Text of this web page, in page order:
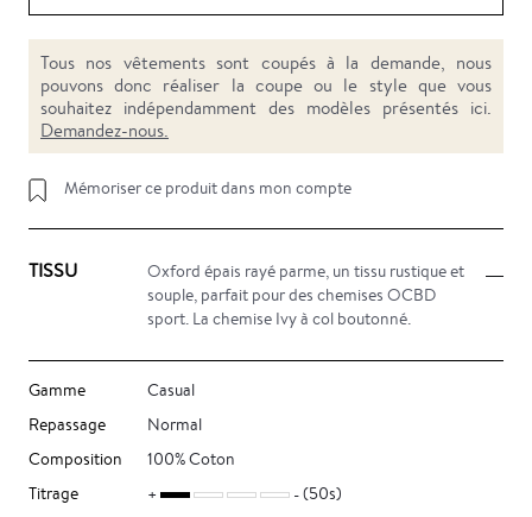
Tous nos vêtements sont coupés à la demande, nous
pouvons donc réaliser la coupe ou le style que vous
souhaitez indépendamment des modèles présentés ici.
Demandez-nous.
Mémoriser ce produit dans mon compte
TISSU
Oxford épais rayé parme, un tissu rustique et
souple, parfait pour des chemises OCBD
sport. La chemise Ivy à col boutonné.
Gamme
Casual
Repassage
Normal
Composition
100% Coton
Titrage
(50s)